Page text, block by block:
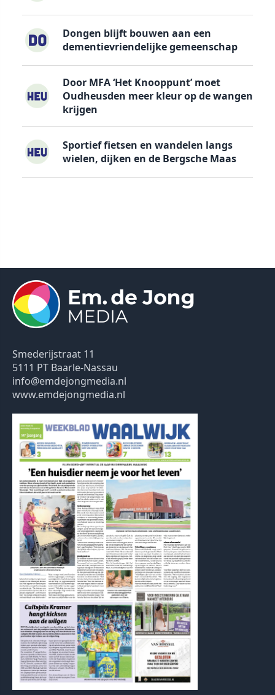
Dongen blijft bouwen aan een
dementievriendelijke gemeenschap
Door MFA ‘Het Knooppunt’ moet
Oudheusden meer kleur op de wangen
krijgen
Sportief fietsen en wandelen langs
wielen, dijken en de Bergsche Maas
Smederijstraat 11
5111 PT Baarle-Nassau
info@emdejongmedia.nl
www.emdejongmedia.nl